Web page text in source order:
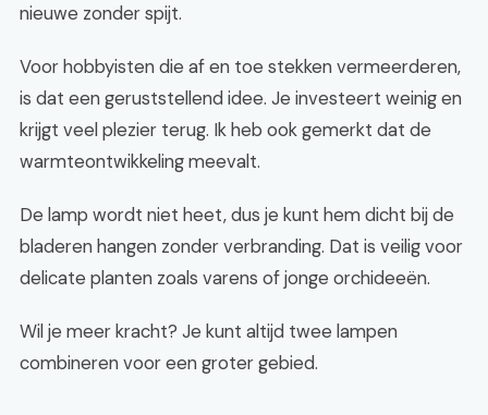
nieuwe zonder spijt.
Voor hobbyisten die af en toe stekken vermeerderen,
is dat een geruststellend idee. Je investeert weinig en
krijgt veel plezier terug. Ik heb ook gemerkt dat de
warmteontwikkeling meevalt.
De lamp wordt niet heet, dus je kunt hem dicht bij de
bladeren hangen zonder verbranding. Dat is veilig voor
delicate planten zoals varens of jonge orchideeën.
Wil je meer kracht? Je kunt altijd twee lampen
combineren voor een groter gebied.